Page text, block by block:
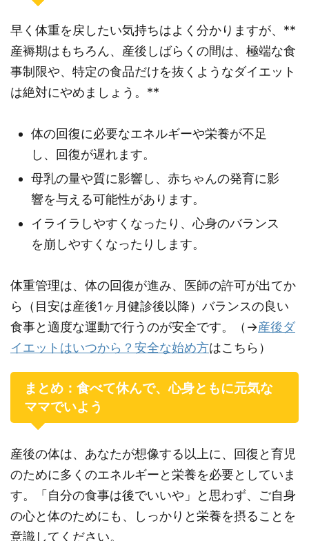
早く体重を戻したい気持ちはよく分かりますが、**
産褥期はもちろん、産後しばらくの間は、極端な食
事制限や、特定の食品だけを抜くようなダイエット
は絶対にやめましょう。**
体の回復に必要なエネルギーや栄養が不足
し、回復が遅れます。
母乳の量や質に影響し、赤ちゃんの発育に影
響を与える可能性があります。
イライラしやすくなったり、心身のバランス
を崩しやすくなったりします。
体重管理は、体の回復が進み、医師の許可が出てか
ら（目安は産後1ヶ月健診後以降）バランスの良い
食事と適度な運動で行うのが安全です。（→産後ダ
イエットはいつから？安全な始め方はこちら）
まとめ：食べて休んで、心身ともに元気な
ママでいよう
産後の体は、あなたが想像する以上に、回復と育児
のために多くのエネルギーと栄養を必要としていま
す。「自分の食事は後でいいや」と思わず、ご自身
の心と体のためにも、しっかりと栄養を摂ることを
意識してください。